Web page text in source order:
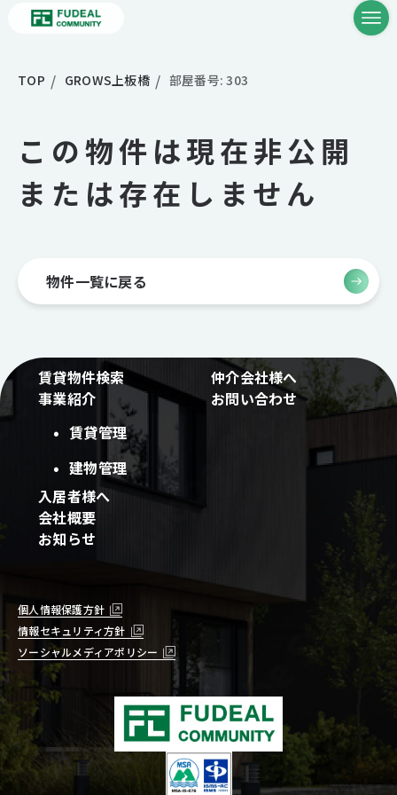
TOP GROWS上板橋 部屋番号: 303
この物件は現在非公開
または存在しません
物件一覧に戻る
賃貸物件検索
事業紹介
賃貸管理
建物管理
入居者様へ
会社概要
お知らせ
仲介会社様へ
お問い合わせ
個人情報保護方針
ソーシャルメディアポリシー
情報セキュリティ方針